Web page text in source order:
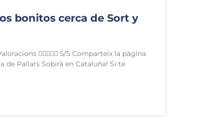
bonitos cerca de Sort y
 5/5 Comparteix la pàgina
de Pallars Sobirà en Cataluña! Si te